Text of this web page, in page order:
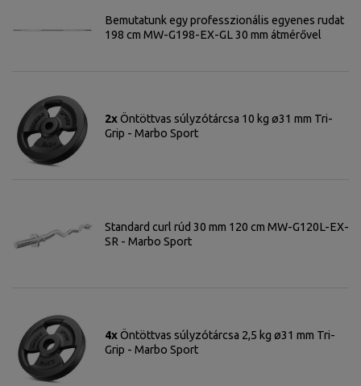
Bemutatunk egy professzionális egyenes rudat
198 cm MW-G198-EX-GL 30 mm átmérővel
2xÖntöttvas súlyzótárcsa 10 kg ø31 mm Tri-
Grip - Marbo Sport
Standard curl rúd 30 mm 120 cm MW-G120L-EX-
SR - Marbo Sport
4xÖntöttvas súlyzótárcsa 2,5 kg ø31 mm Tri-
Grip - Marbo Sport